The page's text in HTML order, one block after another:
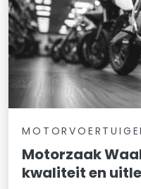
Motorzaak
kwaliteit en